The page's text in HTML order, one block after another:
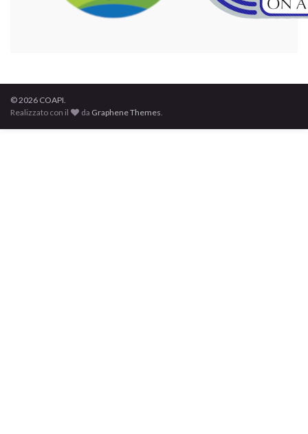
© 2026 COAPI.
Realizzato con il
da Graphene Themes